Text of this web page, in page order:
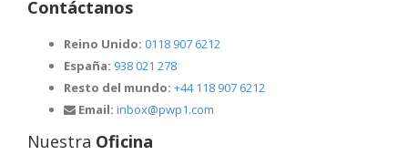
Contáctanos
Reino Unido: 0118 907 6212
España: 938 021 278
Resto del mundo: +44 118 907 6212
Email: inbox@pwp1.com
Nuestra Oficina